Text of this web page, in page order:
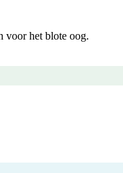
voor het blote oog.